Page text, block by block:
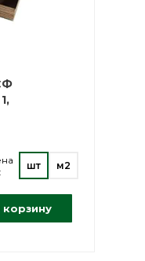
шт м2
корзину